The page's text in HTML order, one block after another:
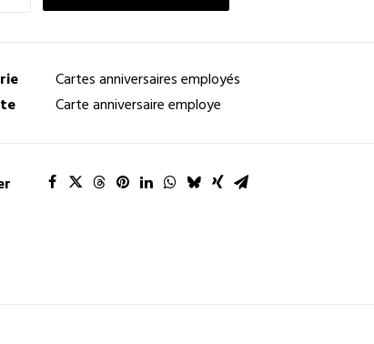
Cartes anniversaires employés
Carte anniversaire employe